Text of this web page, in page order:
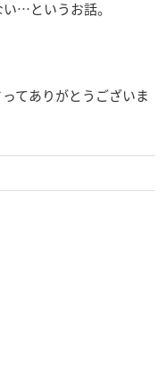
…というお話。
てありがとうございま